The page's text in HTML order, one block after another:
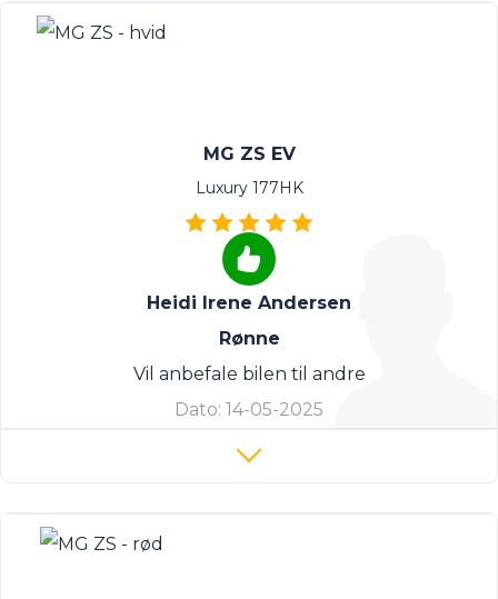
MG ZS EV
Luxury 177HK
Heidi Irene Andersen
Rønne
Vil anbefale bilen til andre
Dato: 14-05-2025